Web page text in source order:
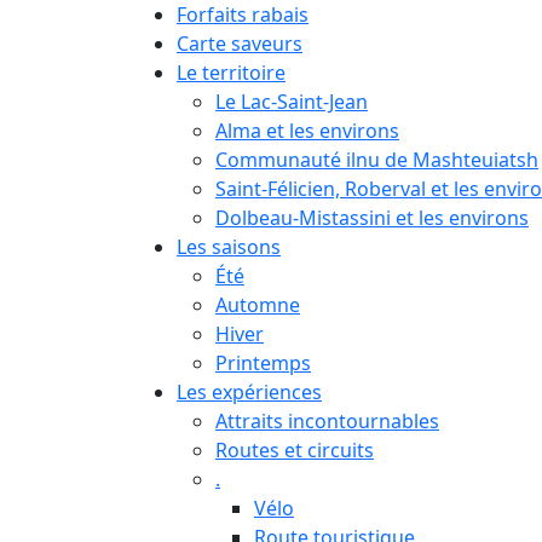
Forfaits rabais
Carte saveurs
Le territoire
Le Lac-Saint-Jean
Alma et les environs
Communauté ilnu de Mashteuiatsh
Saint-Félicien, Roberval et les
Dolbeau-Mistassini et les environs
Les saisons
Été
Automne
Hiver
Printemps
Les expériences
Attraits incontournables
Routes et circuits
.
Vélo